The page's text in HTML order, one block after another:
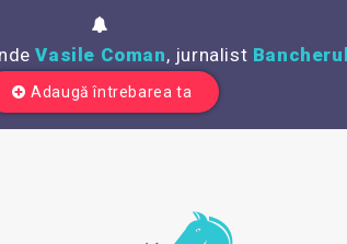
Vasile Coman, jurnalist
Adaugă întrebarea ta